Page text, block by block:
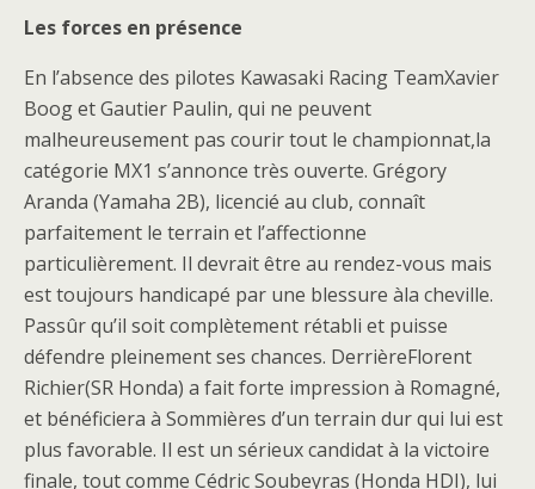
Les forces en présence
En l’absence des pilotes Kawasaki Racing TeamXavier
Boog et Gautier Paulin, qui ne peuvent
malheureusement pas courir tout le championnat,la
catégorie MX1 s’annonce très ouverte. Grégory
Aranda (Yamaha 2B), licencié au club, connaît
parfaitement le terrain et l’affectionne
particulièrement. Il devrait être au rendez-vous mais
est toujours handicapé par une blessure àla cheville.
Passûr qu’il soit complètement rétabli et puisse
défendre pleinement ses chances. DerrièreFlorent
Richier(SR Honda) a fait forte impression à Romagné,
et bénéficiera à Sommières d’un terrain dur qui lui est
plus favorable. Il est un sérieux candidat à la victoire
finale, tout comme Cédric Soubeyras (Honda HDI), lui